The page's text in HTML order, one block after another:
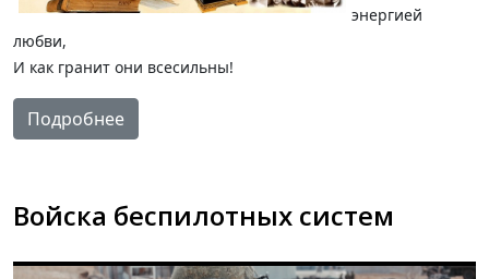
энергией
любви,
И как гранит они всесильны!
Подробнее
Войска беспилотных систем